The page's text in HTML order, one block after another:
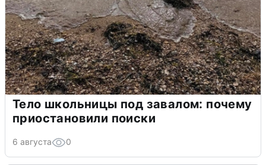
Тело школьницы под завалом: почему
приостановили поиски
6 августа 0